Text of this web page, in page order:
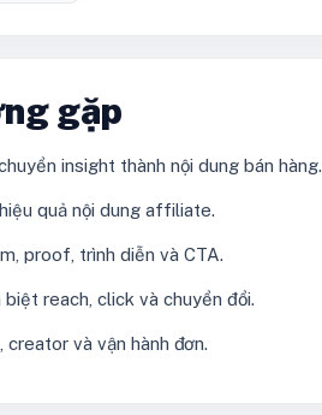
gặp
insight thành nội dung bán hàng.
quả nội dung affiliate.
proof, trình diễn và CTA.
reach, click và chuyển đổi.
và vận hành đơn.